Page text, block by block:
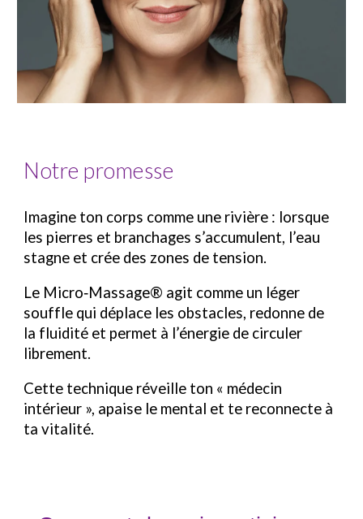
Notre promesse
Imagine ton corps comme une rivière : lorsque
les pierres et branchages s’accumulent, l’eau
stagne et crée des zones de tension.
Le Micro‑Massage® agit comme un léger
souffle qui déplace les obstacles, redonne de
la fluidité et permet à l’énergie de circuler
librement.
Cette technique réveille ton « médecin
intérieur », apaise le mental et te reconnecte à
ta vitalité.